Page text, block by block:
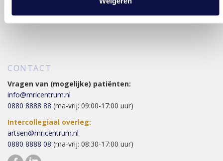
Infomedics
CONTACT
Vragen van (mogelijke) patiënten:
info@mricentrum.nl
0880 8888 88 (ma-vrij: 09:00-17:00 uur)
Intercollegiaal overleg:
artsen@mricentrum.nl
0880 8888 08 (ma-vrij: 08:30-17:00 uur)